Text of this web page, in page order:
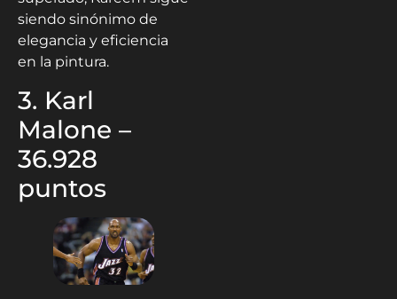
siendo sinónimo de
elegancia y eficiencia
en la pintura.
3. Karl
Malone –
36.928
puntos